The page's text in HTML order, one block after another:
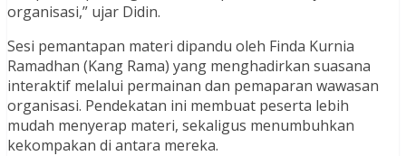
organisasi,” ujar Didin.
Sesi pemantapan materi dipandu oleh Finda Kurnia
Ramadhan (Kang Rama) yang menghadirkan suasana
interaktif melalui permainan dan pemaparan wawasan
organisasi. Pendekatan ini membuat peserta lebih
mudah menyerap materi, sekaligus menumbuhkan
kekompakan di antara mereka.